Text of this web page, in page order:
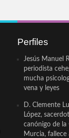
Perfiles
Jesús Manuel
periodista
mucha
vena y leyes
D. Clemente
López,
canónigo de la
Murcia, fallece